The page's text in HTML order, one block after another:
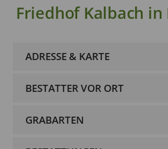
Friedhof Kalbach
ADRESSE & KARTE
BESTATTER VOR ORT
GRABARTEN